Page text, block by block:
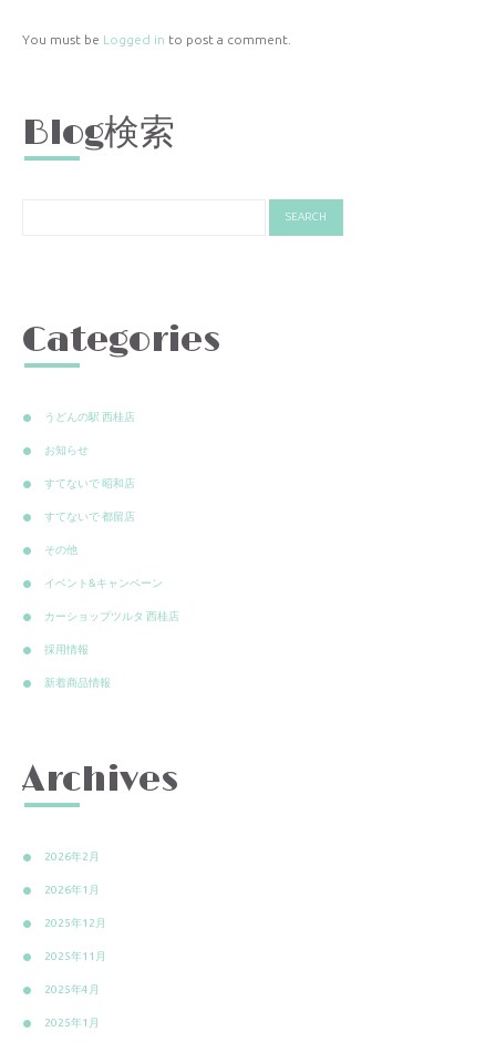
You must be Logged in to post a comment.
Blog検索
Categories
うどんの駅 西桂店
お知らせ
すてないで 昭和店
すてないで 都留店
その他
イベント&キャンペーン
カーショップツルタ 西桂店
採用情報
新着商品情報
Archives
2026年2月
2026年1月
2025年12月
2025年11月
2025年4月
2025年1月